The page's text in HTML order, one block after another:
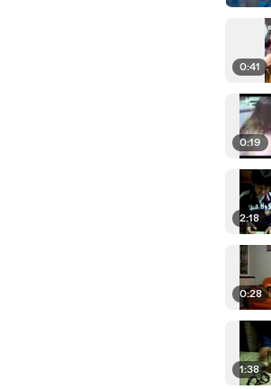
0:41
0:19
2:18
0:28
1:38